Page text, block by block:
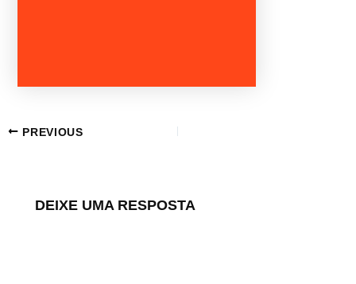
PREVIOUS
DEIXE UMA RESPOSTA